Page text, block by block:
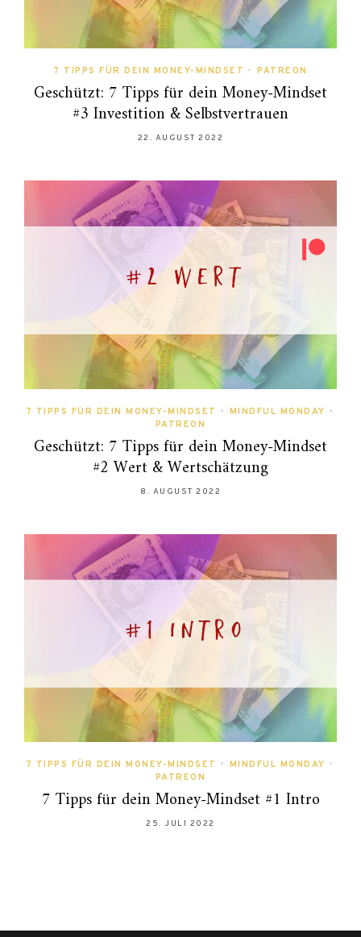
7 TIPPS FÜR DEIN MONEY-MINDSET • PATREON
Geschützt: 7 Tipps für dein Money-Mindset
#3 Investition & Selbstvertrauen
22. AUGUST 2022
7 TIPPS FÜR DEIN MONEY-MINDSET • MINDFUL MONDAY •
PATREON
Geschützt: 7 Tipps für dein Money-Mindset
#2 Wert & Wertschätzung
8. AUGUST 2022
7 TIPPS FÜR DEIN MONEY-MINDSET • MINDFUL MONDAY •
PATREON
7 Tipps für dein Money-Mindset #1 Intro
25. JULI 2022